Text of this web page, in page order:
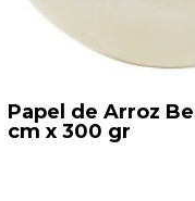
Papel de Arroz
cm x 300 gr